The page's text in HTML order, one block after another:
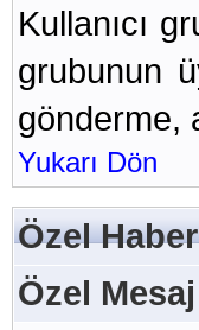
Kullanıcı
grubunun
gönderme,
Yukarı Dön
Özel
Özel